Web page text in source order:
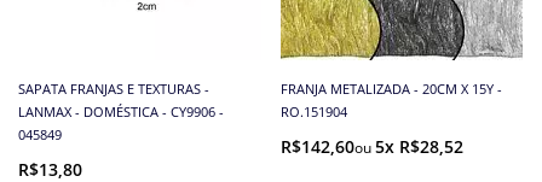
SAPATA FRANJAS E TEXTURAS -
LANMAX - DOMÉSTICA - CY9906 -
045849
R$13,80
FRANJA METALIZADA - 20CM X 15Y -
RO.151904
R$142,60 5x R$28,52